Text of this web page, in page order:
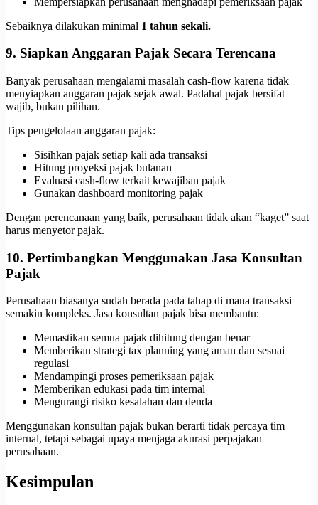
Sebaiknya dilakukan minimal 1 tahun sekali.
9. Siapkan Anggaran Pajak Secara Terencana
Banyak perusahaan mengalami masalah cash-flow karena tidak
menyiapkan anggaran pajak sejak awal. Padahal pajak bersifat
wajib, bukan pilihan.
Tips pengelolaan anggaran pajak:
Sisihkan pajak setiap kali ada transaksi
Hitung proyeksi pajak bulanan
Evaluasi cash-flow terkait kewajiban pajak
Gunakan dashboard monitoring pajak
Dengan perencanaan yang baik, perusahaan tidak akan “kaget” saat
harus menyetor pajak.
10. Pertimbangkan Menggunakan Jasa Konsultan
Pajak
Perusahaan biasanya sudah berada pada tahap di mana transaksi
semakin kompleks. Jasa konsultan pajak bisa membantu:
Memastikan semua pajak dihitung dengan benar
Memberikan strategi tax planning yang aman dan sesuai
regulasi
Mendampingi proses pemeriksaan pajak
Memberikan edukasi pada tim internal
Mengurangi risiko kesalahan dan denda
Menggunakan konsultan pajak bukan berarti tidak percaya tim
internal, tetapi sebagai upaya menjaga akurasi perpajakan
perusahaan.
Kesimpulan